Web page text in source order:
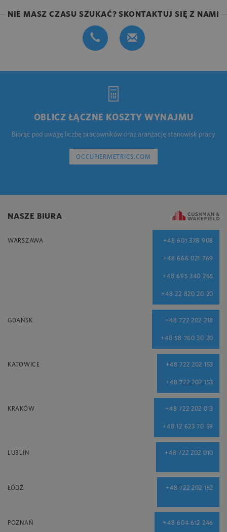
NIE MASZ CZASU SZUKAĆ? SKONTAKTUJ SIĘ Z NAMI
OBLICZ ŁĄCZNE KOSZTY WYNAJMU
Biorąc pod uwagę liczbę pracowników oraz aranżację stanowisk pracy
OCCUPIERMETRICS.COM
NASZE BIURA
WARSZAWA +48 601 378 908
+48 666 021 769
+48 695 340 265
+48 22 820 20 20
GDAŃSK +48 722 202 218
+48 58 760 30 20
KATOWICE +48 722 202 153
+48 722 202 153
KRAKÓW +48 722 202 013
+48 12 623 70 59
LUBLIN +48 722 202 010
ŁÓDŹ +48 722 202 152
POZNAŃ +48 604 612 246